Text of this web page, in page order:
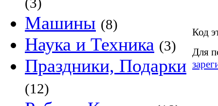
Машины (8)
Наука и Техника (3)
Праздники, Подарки
(12)
Код
Для